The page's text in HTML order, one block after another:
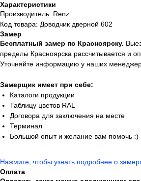
Характеристики
Производитель: Renz
Код товара: Доводчик дверной 602
Замер
Бесплатный замер по Красноярску.
пределы Красноярска рассчитывается и
Уточняйте информацию у наших
Замерщик имеет при себе:
Каталоги продукции
Таблицу цветов RAL
Договора для заключения на месте
Терминал
Большой опыт и желание вам помочь :)
Нажмите, чтобы узнать подробнее о
Оплата